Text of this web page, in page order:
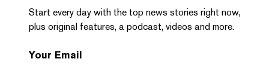
Start every day with the top news stories right now,
plus original features, a podcast, videos and more.
Your Email